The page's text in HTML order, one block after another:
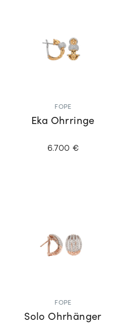
FOPE
Eka Ohrringe
6.700 €
FOPE
Solo Ohrhänger